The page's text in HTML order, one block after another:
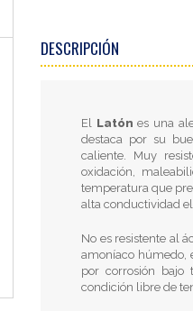
DESCRIPCIÓN
El Latónes una
destaca por su
caliente. Muy
oxidación,
temperatura que
alta conductividad
No es resistente al
amoníaco húmedo,
por corrosión bajo
condición libre de